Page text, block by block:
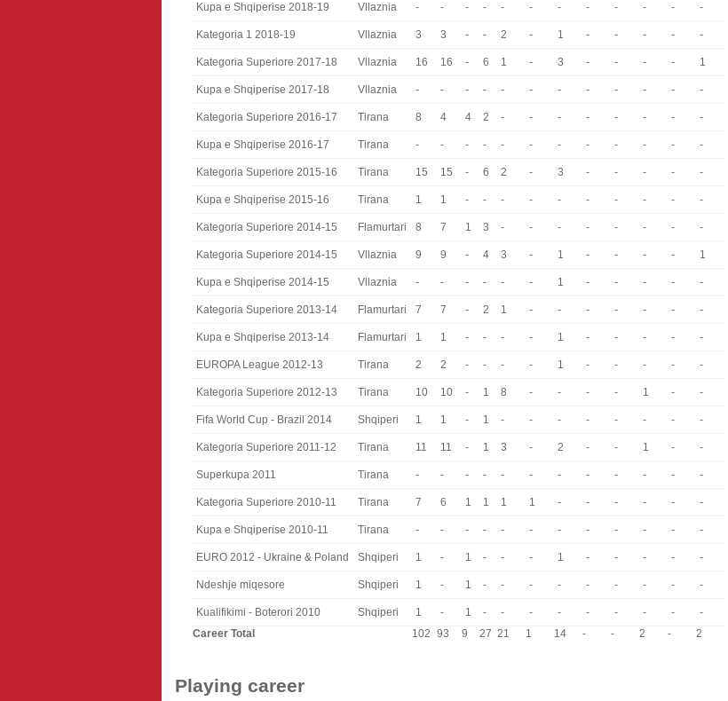
Kupa e Shqiperise 2018-19 Vllaznia - - - - - - - - - - - -
Kategoria 1 2018-19 Vllaznia 3 3 - - 2 - 1 - - - - -
Kategoria Superiore 2017-18 Vllaznia 16 16 - 6 1 - 3 - - - - 1
Kupa e Shqiperise 2017-18 Vllaznia - - - - - - - - - - - -
Kategoria Superiore 2016-17 Tirana 8 4 4 2 - - - - - - - -
Kupa e Shqiperise 2016-17 Tirana - - - - - - - - - - - -
Kategoria Superiore 2015-16 Tirana 15 15 - 6 2 - 3 - - - - -
Kupa e Shqiperise 2015-16 Tirana 1 1 - - - - - - - - - -
Kategoria Superiore 2014-15 Flamurtari 8 7 1 3 - - - - - - - -
Kategoria Superiore 2014-15 Vllaznia 9 9 - 4 3 - 1 - - - - 1
Kupa e Shqiperise 2014-15 Vllaznia - - - - - - 1 - - - - -
Kategoria Superiore 2013-14 Flamurtari 7 7 - 2 1 - - - - - - -
Kupa e Shqiperise 2013-14 Flamurtari 1 1 - - - - 1 - - - - -
EUROPA League 2012-13 Tirana 2 2 - - - - 1 - - - - -
Kategoria Superiore 2012-13 Tirana 10 10 - 1 8 - - - - 1 - -
Fifa World Cup - Brazil 2014 Shqiperi 1 1 - 1 - - - - - - - -
Kategoria Superiore 2011-12 Tirana 11 11 - 1 3 - 2 - - 1 - -
Superkupa 2011 Tirana - - - - - - - - - - - -
Kategoria Superiore 2010-11 Tirana 7 6 1 1 1 1 - - - - - -
Kupa e Shqiperise 2010-11 Tirana - - - - - - - - - - - -
EURO 2012 - Ukraine & Poland Shqiperi 1 - 1 - - - 1 - - - - -
Ndeshje miqesore Shqiperi 1 - 1 - - - - - - - - -
Kualifikimi - Boterori 2010 Shqiperi 1 - 1 - - - - - - - -
-
Career Total
102 93 9 27 21 1 14 - - 2 - 2
Playing career